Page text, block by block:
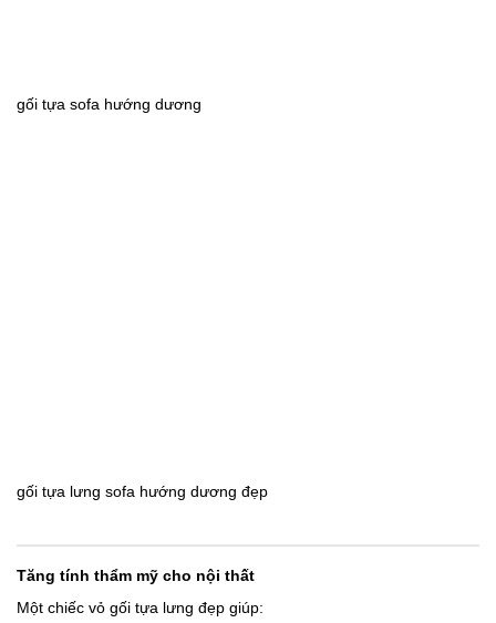
gối tựa sofa hướng dương
gối tựa lưng sofa hướng dương đẹp
Tăng tính thẩm mỹ cho nội thất
Một chiếc vỏ gối tựa lưng đẹp giúp: